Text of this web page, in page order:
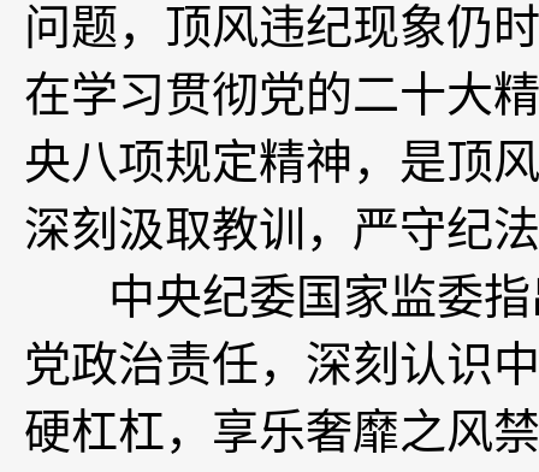
问题，顶风违纪现象仍
在学习贯彻党的二十大
央八项规定精神，是顶
深刻汲取教训，严守纪
中央纪委国家监委指
党政治责任，深刻认识
硬杠杠，享乐奢靡之风